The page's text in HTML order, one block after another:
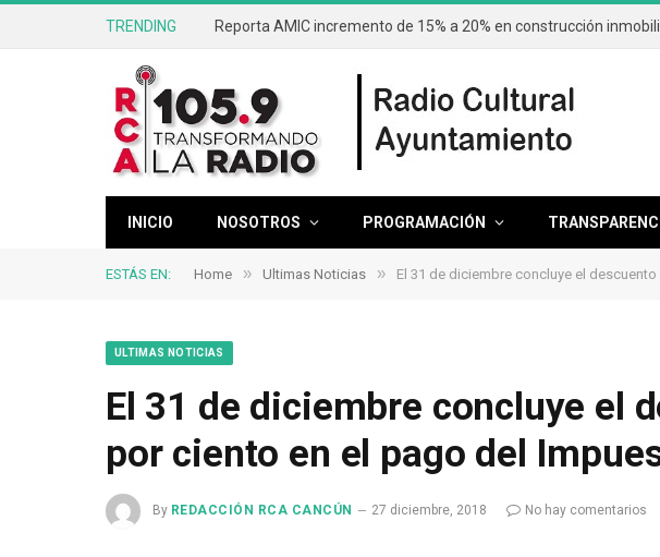
TRENDING Reporta AMIC incremento de 15% a 20% en construcción
INICIO NOSOTROS PROGRAMACIÓN
ESTÁS EN: Home » Ultimas Noticias » El 31 de diciembre concluye el
ULTIMAS NOTICIAS
El 31 de diciembre concluye el
por ciento en el pago del
By REDACCIÓN RCA CANCÚN 27 diciembre, 2018 No hay comentarios